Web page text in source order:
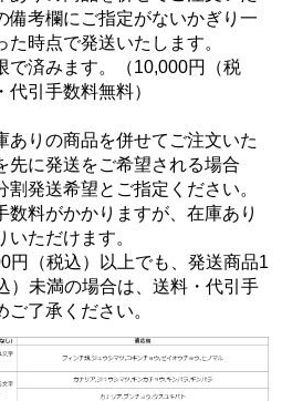
備考欄にご指定がないかぎり一
時点で発送いたします。
で済みます。（10,000円（税
引手数料無料）
ありの商品を併せてご注文いた
先に発送をご希望される場合
発送希望とご指定ください。
数料がかかりますが、在庫あり
ただけます。
円（税込）以上でも、発送商品1
）未満の場合は、送料・代引手
了承ください。